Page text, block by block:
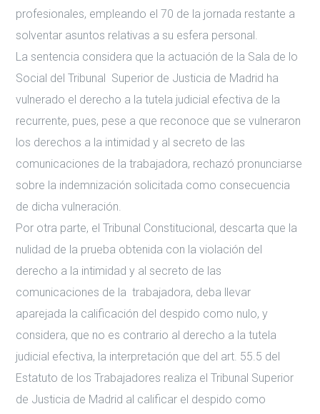
profesionales, empleando el 70 de la jornada restante a
solventar asuntos relativas a su esfera personal.
La sentencia considera que la actuación de la Sala de lo
Social del Tribunal Superior de Justicia de Madrid ha
vulnerado el derecho a la tutela judicial efectiva de la
recurrente, pues, pese a que reconoce que se vulneraron
los derechos a la intimidad y al secreto de las
comunicaciones de la trabajadora, rechazó pronunciarse
sobre la indemnización solicitada como consecuencia
de dicha vulneración.
Por otra parte, el Tribunal Constitucional, descarta que la
nulidad de la prueba obtenida con la violación del
derecho a la intimidad y al secreto de las
comunicaciones de la trabajadora, deba llevar
aparejada la calificación del despido como nulo, y
considera, que no es contrario al derecho a la tutela
judicial efectiva, la interpretación que del art. 55.5 del
Estatuto de los Trabajadores realiza el Tribunal Superior
de Justicia de Madrid al calificar el despido como